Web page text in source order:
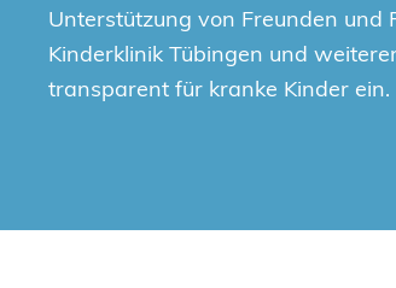
Unterstützung von Freunden und
Kinderklinik Tübingen und
transparent für kranke Kinder ein.